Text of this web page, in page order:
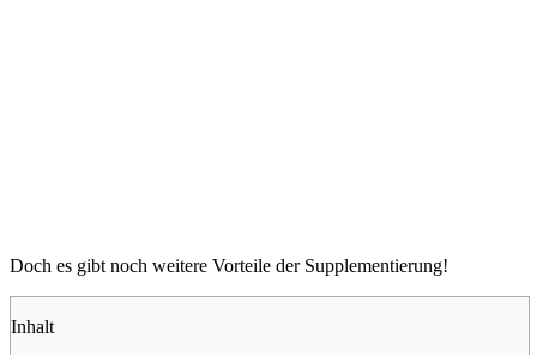
Doch es gibt noch weitere Vorteile der Supplementierung!
Inhalt